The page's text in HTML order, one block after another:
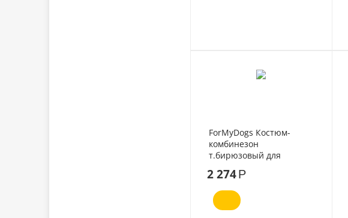
ForMyDogs Костюм-
комбинезон
т.бирюзовый для
2 274Р